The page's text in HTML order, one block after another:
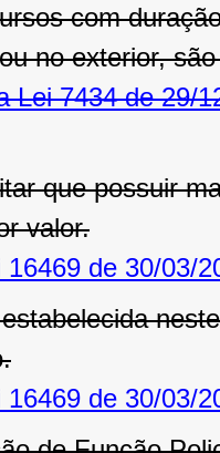
com
no exterior,
Lei 7434 de 29/
que possuir
valor.
de 30/03/
de 30/03/